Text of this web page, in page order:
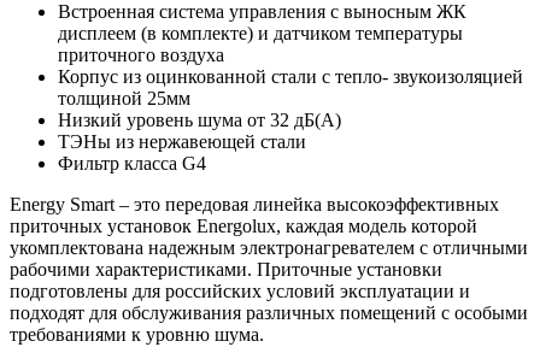
Встроенная система управления с выносным ЖК
дисплеем (в комплекте) и датчиком температуры
приточного воздуха
Корпус из оцинкованной стали с тепло- звукоизоляцией
толщиной 25мм
Низкий уровень шума от 32 дБ(А)
ТЭНы из нержавеющей стали
Фильтр класса G4
Energy Smart – это передовая линейка высокоэффективных
приточных установок Energolux, каждая модель которой
укомплектована надежным электронагревателем с отличными
рабочими характеристиками. Приточные установки
подготовлены для российских условий эксплуатации и
подходят для обслуживания различных помещений с особыми
требованиями к уровню шума.